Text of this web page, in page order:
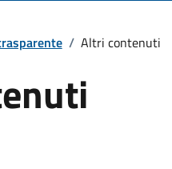
/ Altri contenuti